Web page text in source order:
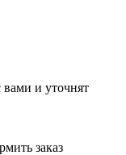
и уточнят
заказ